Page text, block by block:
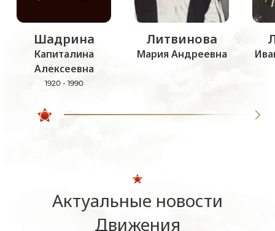
Шадрина
Капиталина
Алексеевна
1920 - 1990
Литвинова
Мария Андреевна
Актуальные новости
Движения